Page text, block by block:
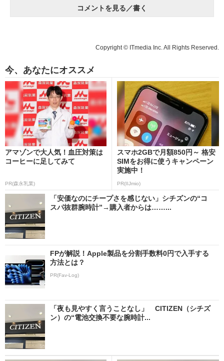
コメントを見る／書く
Copyright © ITmedia Inc. All Rights Reserved.
今、あなたにオススメ
アマゾンで大人気！血圧対策は
コーヒーに足してみて
PR(森永乳業)
スマホ2GBで月額850円～ 格安
SIMをお得に使うキャンペーン
実施中！
PR(IIJmio)
「安価なのにチープさを感じない」シチズンの“コ
スパ抜群腕時計”→購入者からは……...
FPが解説！Apple製品を分割手数料0円で入手する
方法とは？
PR(Fav-Log)
「夜も見やすく言うことなし」 CITIZEN（シチズ
ン）の“電池交換不要な腕時計...